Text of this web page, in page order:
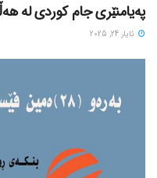
پەیامنێری جام کوردی لە
ئایار 24, 2025